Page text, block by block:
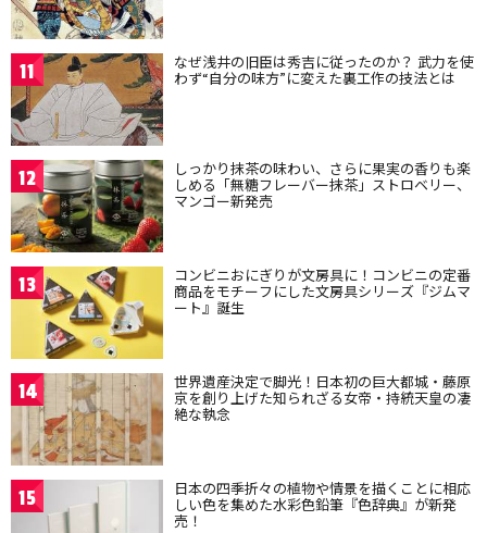
11 なぜ浅井の旧臣は秀吉に従ったのか？ 武力を使
わず“自分の味方”に変えた裏工作の技法とは
12 しっかり抹茶の味わい、さらに果実の香りも楽
しめる「無糖フレーバー抹茶」ストロベリー、
マンゴー新発売
13 コンビニおにぎりが文房具に！コンビニの定番
商品をモチーフにした文房具シリーズ『ジムマ
ート』誕生
14 世界遺産決定で脚光！日本初の巨大都城・藤原
京を創り上げた知られざる女帝・持統天皇の凄
絶な執念
15 日本の四季折々の植物や情景を描くことに相応
しい色を集めた水彩色鉛筆『色辞典』が新発
売！